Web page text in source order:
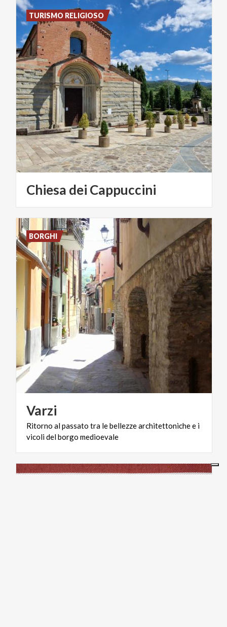
Chiesa dei Cappuccini
TURISMO RELIGIOSO
Varzi
Ritorno alpassato tra lebellezzearchitettonichee i
vicolidelborgo medioevale
BORGHI